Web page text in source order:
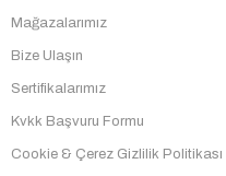
Mağazalarımız
Bize Ulaşın
Sertifikalarımız
Kvkk Başvuru Formu
Cookie & Çerez Gizlilik Politikası